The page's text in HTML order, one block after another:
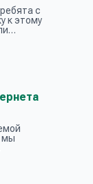
с
к этому
мы